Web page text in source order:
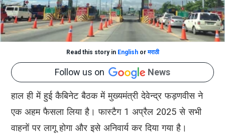
Read this story in Englishorमराठी
Follow us on News
हाल ही में हुई कैबिनेट बैठक में मुख्यमंत्री देवेन्द्र फड़णवीस ने
एक अहम फैसला लिया है। फास्टैग 1 अप्रैल 2025 से सभी
वाहनों पर लागू होगा और इसे अनिवार्य कर दिया गया है।